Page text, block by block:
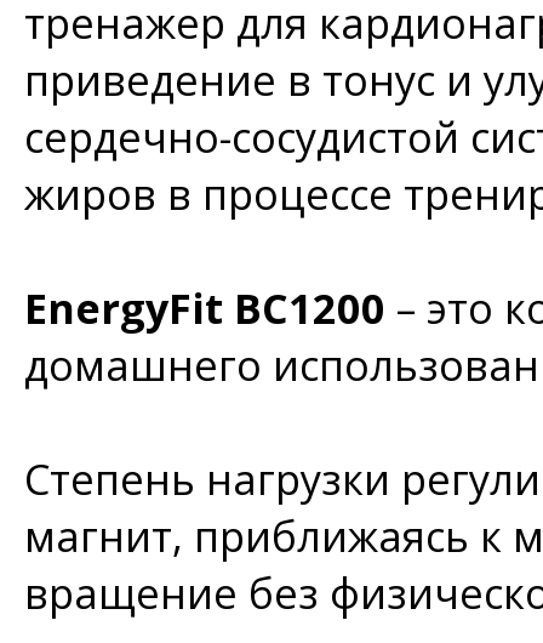
тренажер для
приведение в тонус и
сердечно-сосудистой
жиров в процессе
EnergyFit BC1200 – это
домашнего
Степень нагрузки
магнит, приближаясь к
вращение без